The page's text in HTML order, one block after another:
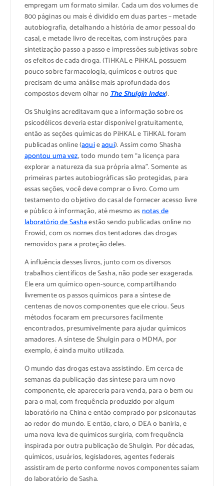
empregam um formato similar. Cada um dos volumes de
800 páginas ou mais é dividido em duas partes – metade
autobiografia, detalhando a história de amor pessoal do
casal, e metade livro de receitas, com instruções para
sintetização passo a passo e impressões subjetivas sobre
os efeitos de cada droga. (TiHKAL e PiHKAL possuem
pouco sobre farmacologia, químicos e outros que
precisam de uma análise mais aprofundada dos
compostos devem olhar noThe Shulgin Index).
Os Shulgins acreditavam que a informação sobre os
psicodélicos deveria estar disponível gratuitamente,
então as seções químicas do PiHKAL e TiHKAL foram
publicadas online (aquieaqui). Assim como Shasha
apontou uma vez, todo mundo tem “a licença para
explorar a natureza da sua própria alma”. Somente as
primeiras partes autobiográficas são protegidas, para
essas seções, você deve comprar o livro. Como um
testamento do objetivo do casal de fornecer acesso livre
e público à informação, até mesmo asnotas de
laboratório de Sashaestão sendo publicadas online no
Erowid, com os nomes dos tentadores das drogas
removidos para a proteção deles.
A influência desses livros, junto com os diversos
trabalhos científicos de Sasha, não pode ser exagerada.
Ele era um químico open-source, compartilhando
livremente os passos químicos para a síntese de
centenas de novos componentes que ele criou. Seus
métodos focaram em precursores facilmente
encontrados, presumivelmente para ajudar químicos
amadores. A síntese de Shulgin para o MDMA, por
exemplo, é ainda muito utilizada.
O mundo das drogas estava assistindo. Em cerca de
semanas da publicação das síntese para um novo
componente, ele apareceria para venda, para o bem ou
para o mal, com frequência produzido por algum
laboratório na China e então comprado por psiconautas
ao redor do mundo. E então, claro, o DEA o baniria, e
uma nova leva de químicos surgiria, com frequência
inspirada por outra publicação de Shulgin. Por décadas,
químicos, usuários, legisladores, agentes federais
assistiram de perto conforme novos componentes saíam
do laboratório de Sasha.